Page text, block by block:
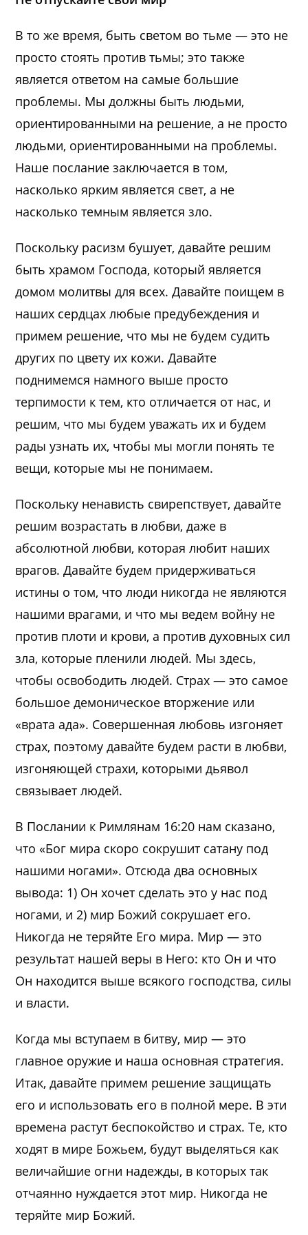
В то же время, быть светом во тьме — это не
просто стоять против тьмы; это также
является ответом на самые большие
проблемы. Мы должны быть людьми,
ориентированными на решение, а не просто
людьми, ориентированными на проблемы.
Наше послание заключается в том,
насколько ярким является свет, а не
насколько темным является зло.
Поскольку расизм бушует, давайте решим
быть храмом Господа, который является
домом молитвы для всех. Давайте поищем в
наших сердцах любые предубеждения и
примем решение, что мы не будем судить
других по цвету их кожи. Давайте
поднимемся намного выше просто
терпимости к тем, кто отличается от нас, и
решим, что мы будем уважать их и будем
рады узнать их, чтобы мы могли понять те
вещи, которые мы не понимаем.
Поскольку ненависть свирепствует, давайте
решим возрастать в любви, даже в
абсолютной любви, которая любит наших
врагов. Давайте будем придерживаться
истины о том, что люди никогда не являются
нашими врагами, и что мы ведем войну не
против плоти и крови, а против духовных сил
зла, которые пленили людей. Мы здесь,
чтобы освободить людей. Страх — это самое
большое демоническое вторжение или
«врата ада». Совершенная любовь изгоняет
страх, поэтому давайте будем расти в любви,
изгоняющей страхи, которыми дьявол
связывает людей.
В Послании к Римлянам 16:20 нам сказано,
что «Бог мира скоро сокрушит сатану под
нашими ногами». Отсюда два основных
вывода: 1) Он хочет сделать это у нас под
ногами, и 2) мир Божий сокрушает его.
Никогда не теряйте Его мира. Мир — это
результат нашей веры в Него: кто Он и что
Он находится выше всякого господства, силы
и власти.
Когда мы вступаем в битву, мир — это
главное оружие и наша основная стратегия.
Итак, давайте примем решение защищать
его и использовать его в полной мере. В эти
времена растут беспокойство и страх. Те, кто
ходят в мире Божьем, будут выделяться как
величайшие огни надежды, в которых так
отчаянно нуждается этот мир. Никогда не
теряйте мир Божий.